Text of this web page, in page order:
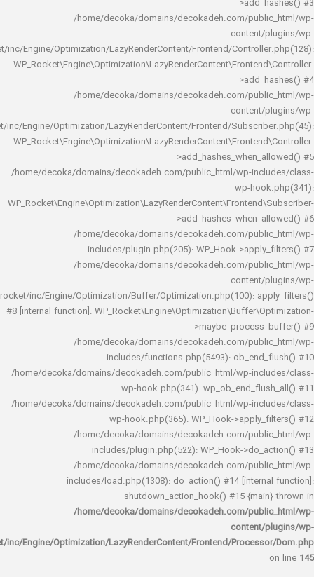
/home/decoka/domains/decokadeh.com/
rocket/inc/Engine/Optimization/LazyRenderContent/Frontend/
/home/decoka/domains/decokadeh.com/
rocket/inc/Engine/Optimization/LazyRenderContent/Frontend/
/home/decoka/domains/decokadeh.com/public_html/wp-
wp-
/home/decoka/domains/decokadeh.com/
includes/plugin.php(205): WP_Hook-
/home/decoka/domains/decokadeh.com/
rocket/inc/Engine/Optimization/Buffer/Optimization.php(100):
#8 [internal function]:
/home/decoka/domains/decokadeh.com/
includes/functions.php(5493):
/home/decoka/domains/decokadeh.com/public_html/wp-
wp-hook.php(341):
/home/decoka/domains/decokadeh.com/public_html/wp-
wp-hook.php(365): WP_Hook-
/home/decoka/domains/decokadeh.com/
includes/plugin.php(522): WP_Hook-
/home/decoka/domains/decokadeh.com/
includes/load.php(1308): do_action() #14
shutdown_action_hook() #15
/home/decoka/domains/decokadeh.com/
rocket/inc/Engine/Optimization/LazyRenderContent/Frontend/